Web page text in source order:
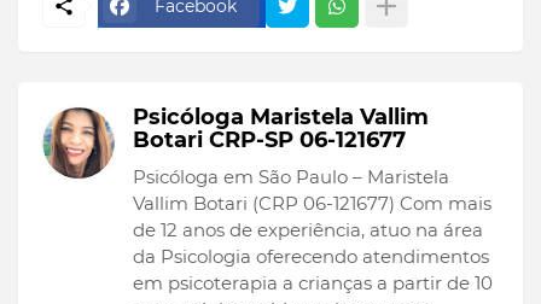
Facebook
Psicóloga Maristela Vallim
Botari CRP-SP 06-121677
Psicóloga em São Paulo – Maristela
Vallim Botari (CRP 06-121677) Com mais
de 12 anos de experiência, atuo na área
da Psicologia oferecendo atendimentos
em psicoterapia a crianças a partir de 10